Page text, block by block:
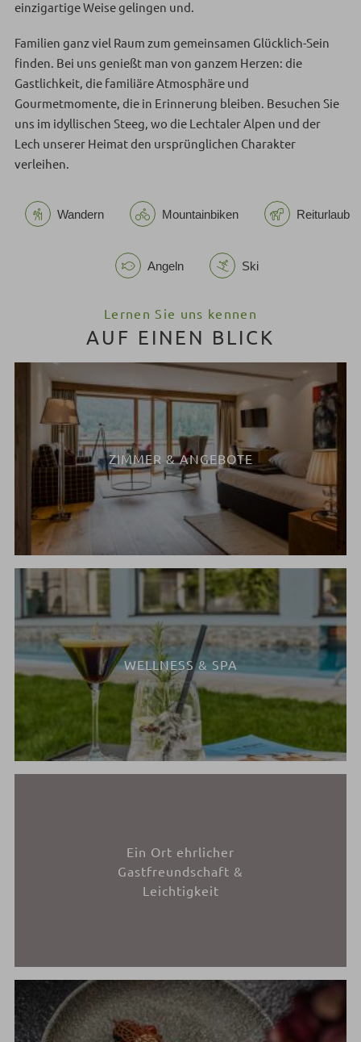
einzigartige Weise gelingen und.
Familien ganz viel Raum zum gemeinsamen Glücklich-Sein
finden. Bei uns genießt man von ganzem Herzen: die
Gastlichkeit, die familiäre Atmosphäre und
Gourmetmomente, die in Erinnerung bleiben. Besuchen Sie
uns im idyllischen Steeg, wo die Lechtaler Alpen und der
Lech unserer Heimat den ursprünglichen Charakter
verleihen.
Wandern Mountainbiken Reiturlaub
Angeln Ski
Lernen Sie uns kennen
AUF EINEN BLICK
ZIMMER & ANGEBOTE
WELLNESS & SPA
Ein Ort ehrlicher
Gastfreundschaft &
Leichtigkeit